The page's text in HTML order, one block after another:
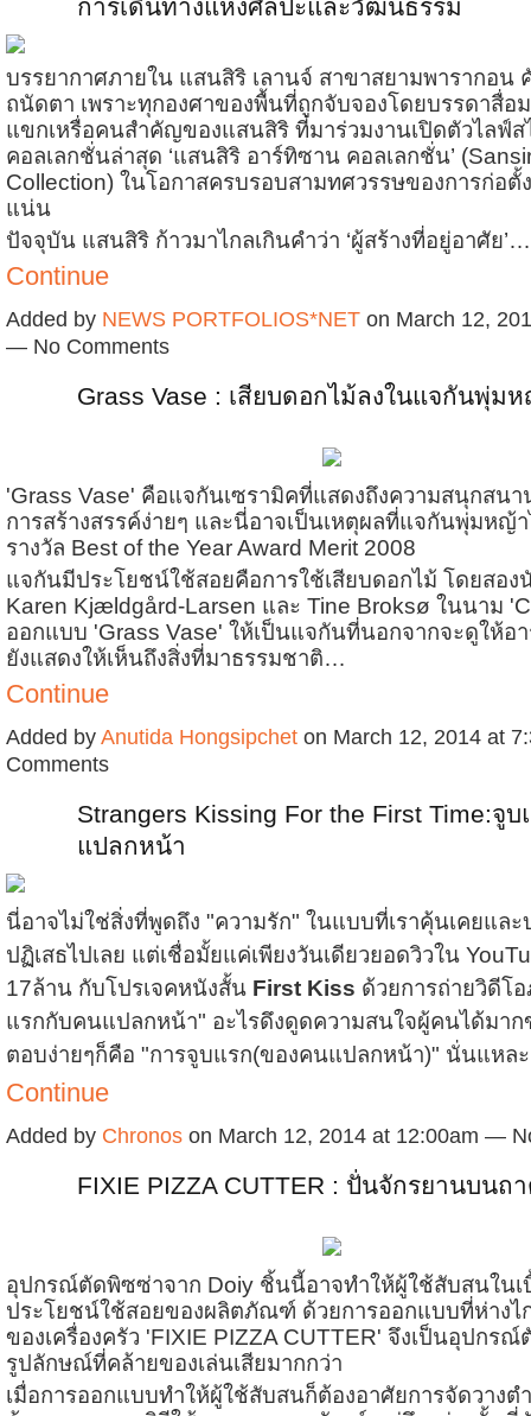
การเดินทางแห่งศิลปะและวัฒนธรรม
บรรยากาศภายใน แสนสิริ เลานจ์ สาขาสยามพารากอน
ถนัดตา เพราะทุกองศาของพื้นที่ถูกจับจองโดยบรรดาสื่อ
แขกเหรื่อคนสำคัญของแสนสิริ ที่มาร่วมงานเปิดตัวไลฟ์ส
คอลเลกชั่นล่าสุด ‘แสนสิริ อาร์ทิซาน คอลเลกชั่น’
Collection) ในโอกาสครบรอบสามทศวรรษของการก่อตั้
แน่น
ปัจจุบัน แสนสิริ ก้าวมาไกลเกินคำว่า ‘ผู้สร้างที่อยู่อาศัย’…
Continue
Added by NEWS PORTFOLIOS*NET on March 12,
— No Comments
Grass Vase : เสียบดอกไม้ลงในแจกันพุ่ม
'Grass Vase' คือแจกันเซรามิคที่แสดงถึงความสนุกสนา
การสร้างสรรค์ง่ายๆ และนี่อาจเป็นเหตุผลที่แจกันพุ่มหญ้
รางวัล Best of the Year Award Merit 2008
แจกันมีประโยชน์ใช้สอยคือการใช้เสียบดอกไม้ โดยสอง
Karen Kjældgård-Larsen และ Tine Broksø ในนาม
ออกแบบ 'Grass Vase' ให้เป็นแจกันที่นอกจากจะดูให้
ยังแสดงให้เห็นถึงสิ่งที่มาธรรมชาติ…
Continue
Added by Anutida Hongsipchet on March 12, 2014 at
Comments
Strangers Kissing For the First Time:จู
แปลกหน้า
นี่อาจไม่ใช่สิ่งที่พูดถึง "ความรัก" ในแบบที่เราคุ้นเคยและ
ปฏิเสธไปเลย แต่เชื่อมั้ยแค่เพียงวันเดียวยอดวิวใน
17ล้าน กับโปรเจคหนังสั้น First Kiss ด้วยการถ่ายวิดีโ
แรกกับคนแปลกหน้า" อะไรดึงดูดความสนใจผู้คนได้มา
ตอบง่ายๆก็คือ "การจูบแรก(ของคนแปลกหน้า)" นั่นแหล
Continue
Added by Chronos on March 12, 2014 at 12:00am —
FIXIE PIZZA CUTTER : ปั่นจักรยานบนถ
อุปกรณ์ตัดพิซซ่าจาก Doiy ชิ้นนี้อาจทำให้ผู้ใช้สับสนในเ
ประโยชน์ใช้สอยของผลิตภัณฑ์ ด้วยการออกแบบที่ห่างไ
ของเครื่องครัว 'FIXIE PIZZA CUTTER' จึงเป็นอุปกร
รูปลักษณ์ที่คล้ายของเล่นเสียมากกว่า
เมื่อการออกแบบทำให้ผู้ใช้สับสนก็ต้องอาศัยการจัดวางต